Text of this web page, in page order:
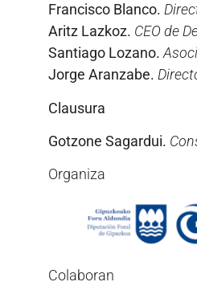
Francisco Blanco.
Aritz Lazkoz. CEO de
Santiago Lozano.
Jorge Aranzabe.
Clausura
Gotzone Sagardui.
Organiza
Colaboran